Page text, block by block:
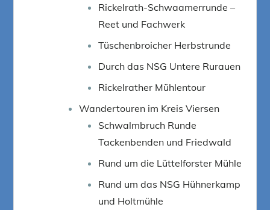
Rickelrath-Schwaamerrunde –
Reet und Fachwerk
Tüschenbroicher Herbstrunde
Durch das NSG Untere Rurauen
Rickelrather Mühlentour
Wandertouren im Kreis Viersen
Schwalmbruch Runde
Tackenbenden und Friedwald
Rund um die Lüttelforster Mühle
Rund um das NSG Hühnerkamp
und Holtmühle